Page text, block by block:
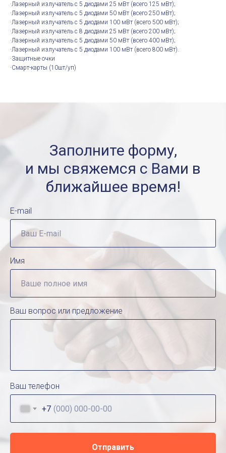
·Лазерный излучатель с 5 диодами 25 мВт (всего 125 мВт);
·Лазерный излучатель с 5 диодами 50 мВт (всего 250 мВт);
·Лазерный излучатель с 5 диодами 100 мВт (всего 500 мВт);
·Лазерный излучатель с 8 диодами 25 мВт (всего 200 мВт);
·Лазерный излучатель с 5 диодами 50 мВт (всего 400 мВт);
·Лазерный излучатель с 5 диодами 100 мВт (всего 800 мВт).
·Защитные очки
·Смарт-карты (10шт/уп)
Заполните форму,
и мы свяжемся с Вами в
ближайшее время!
E-mail
Имя
Ваш вопрос или предложение
Ваш телефон
+7
Отправить